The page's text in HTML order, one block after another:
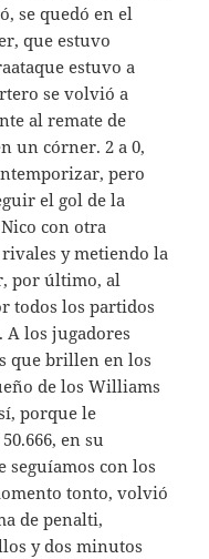
se quedó en el
que estuvo
estuvo a
se volvió a
al remate de
un córner. 2 a 0,
pero
el gol de la
con otra
y metiendo la
por último, al
todos los partidos
A los jugadores
que brillen en los
de los Williams
porque le
en su
seguíamos con los
tonto, volvió
de penalti,
y dos minutos